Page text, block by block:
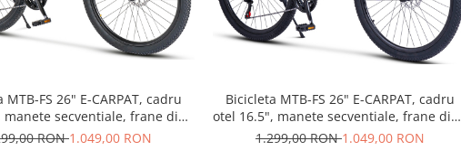
MTB-FS 26" E-CARPAT, cadru
secventiale, frane disc,
viteze, negru/albastru
RON1.049,00 RON
Bicicleta MTB-FS 26" E-CARPAT, cadru
otel 16.5", manete secventiale, frane disc,
21 viteze, gri/verde
1.299,00 RON1.049,00 RON